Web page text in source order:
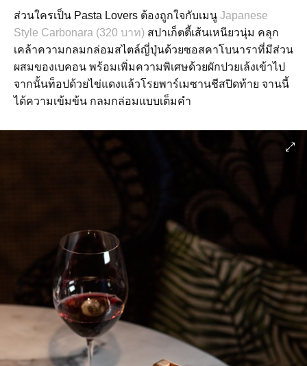
ส่วนใครเป็น Pasta Lovers ต้องถูกใจกับเมนู Japanese
Style Carbonara (320 บาท) สปาเก็ตตี้เส้นเหนียวนุ่ม คลุก
เคล้าความกลมกล่อมสไตล์ญี่ปุ่นด้วยซอสคาโบนาราที่มีส่วน
ผสมของเบคอน พร้อมเพิ่มความพิเศษด้วยผักปวยเล้งเข้าไป
จากนั้นท็อปด้วยไข่แดงแล้วโรยพาร์เมซานชีสปิดท้าย จานนี้
ได้ความเข้มข้น กลมกล่อมแบบเต็มคำ